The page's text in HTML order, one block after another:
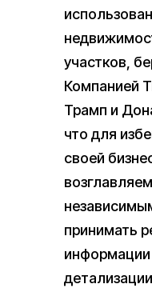
участков,
Компанией
Трамп и
что для
своей
принимать
информации